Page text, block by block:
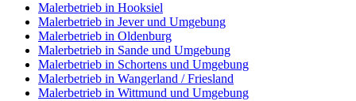
Malerbetrieb in Hooksiel
Malerbetrieb in Jever und Umgebung
Malerbetrieb in Oldenburg
Malerbetrieb in Sande und Umgebung
Malerbetrieb in Schortens und Umgebung
Malerbetrieb in Wangerland / Friesland
Malerbetrieb in Wittmund und Umgebung